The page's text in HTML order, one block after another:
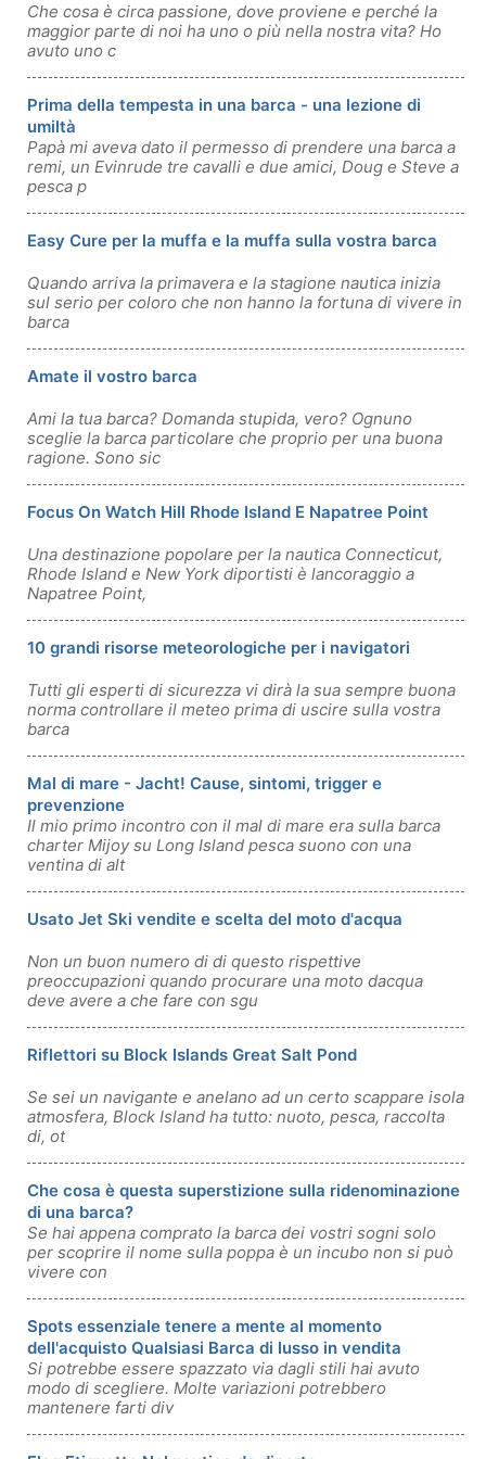
Che cosa è circa passione, dove proviene e perché la
maggior parte di noi ha uno o più nella nostra vita? Ho
avuto uno c
Prima della tempesta in una barca - una lezione di
umiltà
Papà mi aveva dato il permesso di prendere una barca a
remi, un Evinrude tre cavalli e due amici, Doug e Steve a
pesca p
Easy Cure per la muffa e la muffa sulla vostra barca
Quando arriva la primavera e la stagione nautica inizia
sul serio per coloro che non hanno la fortuna di vivere in
barca
Amate il vostro barca
Ami la tua barca? Domanda stupida, vero? Ognuno
sceglie la barca particolare che proprio per una buona
ragione. Sono sic
Focus On Watch Hill Rhode Island E Napatree Point
Una destinazione popolare per la nautica Connecticut,
Rhode Island e New York diportisti è lancoraggio a
Napatree Point,
10 grandi risorse meteorologiche per i navigatori
Tutti gli esperti di sicurezza vi dirà la sua sempre buona
norma controllare il meteo prima di uscire sulla vostra
barca
Mal di mare - Jacht! Cause, sintomi, trigger e
prevenzione
Il mio primo incontro con il mal di mare era sulla barca
charter Mijoy su Long Island pesca suono con una
ventina di alt
Usato Jet Ski vendite e scelta del moto d'acqua
Non un buon numero di di questo rispettive
preoccupazioni quando procurare una moto dacqua
deve avere a che fare con sgu
Riflettori su Block Islands Great Salt Pond
Se sei un navigante e anelano ad un certo scappare isola
atmosfera, Block Island ha tutto: nuoto, pesca, raccolta
di, ot
Che cosa è questa superstizione sulla ridenominazione
di una barca?
Se hai appena comprato la barca dei vostri sogni solo
per scoprire il nome sulla poppa è un incubo non si può
vivere con
Spots essenziale tenere a mente al momento
dell'acquisto Qualsiasi Barca di lusso in vendita
Si potrebbe essere spazzato via dagli stili hai avuto
modo di scegliere. Molte variazioni potrebbero
mantenere farti div